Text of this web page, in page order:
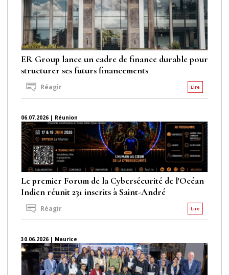
ER Group lance un cadre de finance durable pour
structurer ses futurs financements
Lire
Réagir
06.07.2026 | Réunion
Le premier Forum de la Cybersécurité de l'Océan
Indien réunit 231 inscrits à Saint-André
Lire
Réagir
30.06.2026 | Maurice